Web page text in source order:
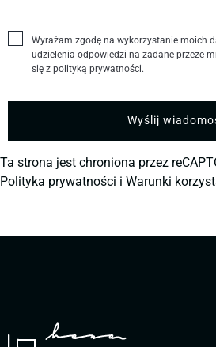
Wyrażam zgodę na wykorzystanie moich
udzielenia odpowiedzi na zadane przeze
się z polityką prywatności.
Ta strona jest chroniona przez
Polityka prywatności i Warunki